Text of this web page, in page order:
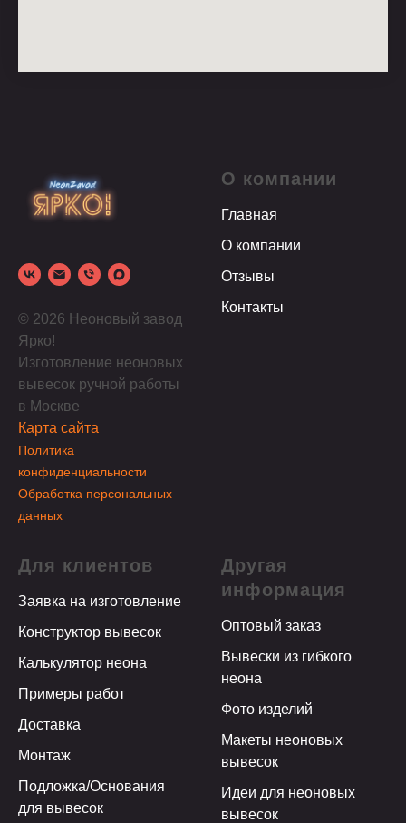
© 2026 Неоновый завод
Ярко!
Изготовление неоновых
вывесок ручной работы
в Москве
Карта сайта
Политика
конфиденциальности
Обработка персональных
данных
О компании
Главная
О компании
Отзывы
Контакты
Для клиентов
Заявка на изготовление
Конструктор вывесок
Калькулятор неона
Примеры работ
Доставка
Монтаж
Подложка/Основания
для вывесок
Другая
информация
Оптовый заказ
Вывески из гибкого
неона
Фото изделий
Макеты неоновых
вывесок
Идеи для неоновых
вывесок